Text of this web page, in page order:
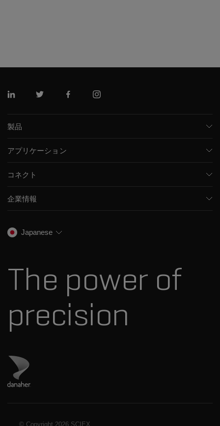
リンクトインツイッターフェイスブックインスタグラム
製品
キャピラリー電気泳動機器
統合ソリューション
スペクトルライブラリ
アプリケーション
環境分析
法医学ソリューション
コネクト
トレーニング
キャリア
企業情報
プレスリリース
Japanese
The power of
precision
ダナハーのサイトにアクセス
© Copyright 2026 SCIEX